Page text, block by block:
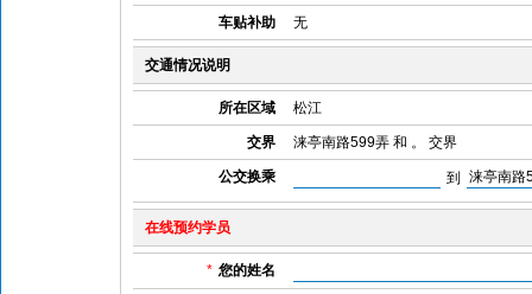
车贴补助 无
交通情况说明
所在区域 松江
交界 涞亭南路599弄 和 。 交界
公交换乘 到
在线预约学员
* 您的姓名